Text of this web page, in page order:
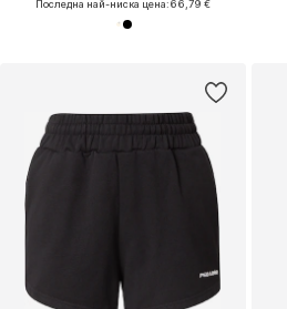
Последна най-ниска цена:66,79 €